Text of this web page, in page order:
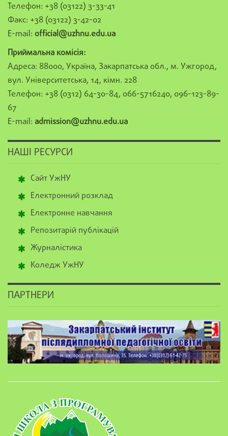
Телефон: +38 (03122) 3-33-41
Факс: +38 (03122) 3-42-02
E-mail: official@uzhnu.edu.ua
Приймальна комісія:
Адреса: 88000, Україна, Закарпатська обл., м. Ужгород,
вул. Університетська, 14, кімн. 228
Телефон: +38 (0312) 64-30-84, 066-5716240, 096-123-89-
67
E-mail: admission@uzhnu.edu.ua
НАШІ РЕСУРСИ
Сайт УжНУ
Електронний розклад
Електронне навчання
Репозитарій публікацій
Журналістика
Коледж УжНУ
ПАРТНЕРИ